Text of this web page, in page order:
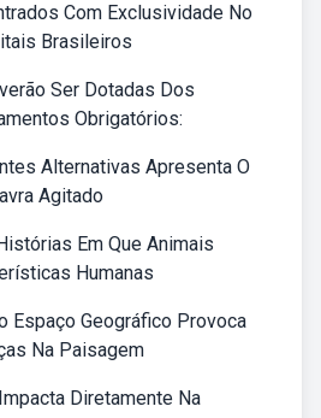
Com Exclusividade No
Brasileiros
Ser Dotadas Dos
Obrigatórios:
Alternativas Apresenta O
Agitado
Em Que Animais
Humanas
Espaço Geográfico Provoca
Na Paisagem
Diretamente Na